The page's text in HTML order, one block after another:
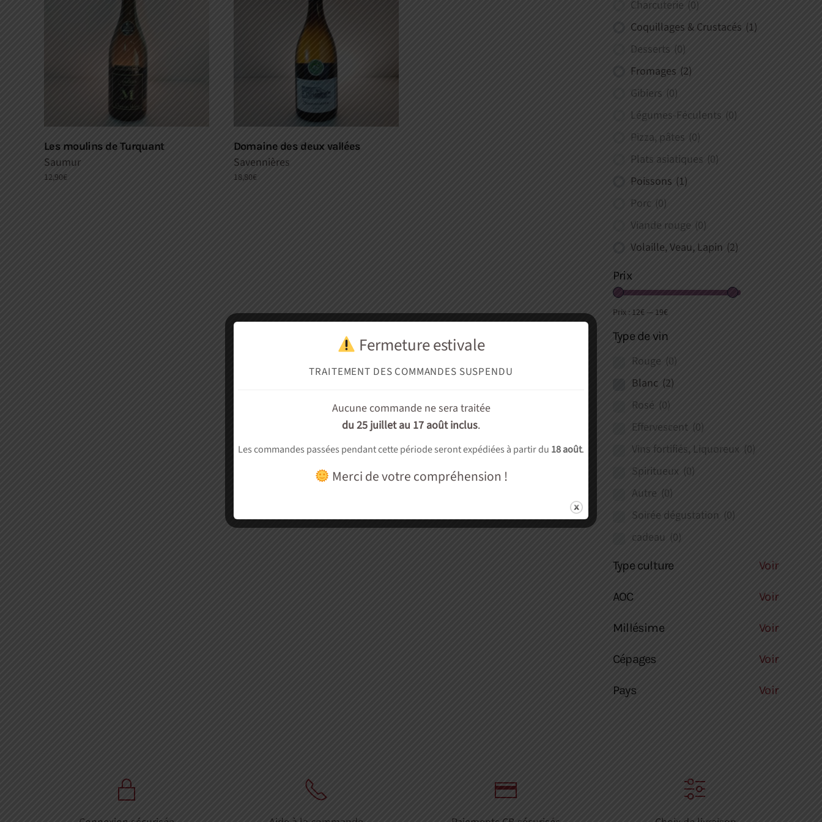
Les moulins de Turquant
Saumur
12,90€
Domaine des deux vallées
Savennières
18,80€
Charcuterie (0)
Coquillages & Crustacés (1)
Desserts (0)
Fromages (2)
Gibiers (0)
Légumes-Féculents (0)
Pizza, pâtes (0)
Plats asiatiques (0)
Poissons (1)
Porc (0)
Viande rouge (0)
Volaille, Veau, Lapin (2)
Prix
Prix : 12€— 19€
Type de vin
Rouge (0)
Blanc (2)
Rosé (0)
Effervescent (0)
Vins fortifiés, Liquoreux (0)
Spiritueux (0)
Autre (0)
Soirée dégustation (0)
cadeau (0)
Type culture Voir
AOC Voir
Millésime Voir
Cépages Voir
Pays Voir
Fermeture estivale
TRAITEMENT DES COMMANDES SUSPENDU
Aucune commande ne sera traitée
du 25 juillet au 17 août inclus.
Les commandes passées pendant cette période seront expédiées à partir du 18 août.
Merci de votre compréhension !